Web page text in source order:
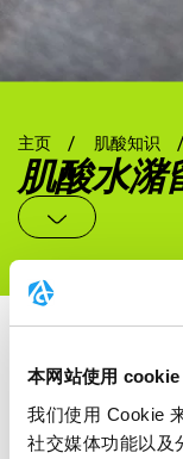
本网站使用 cookie
我们使用 Cookie
社交媒体功能以及
主页 肌酸知识
肌酸水潴
水肿和体重
如果您服用肌酸来